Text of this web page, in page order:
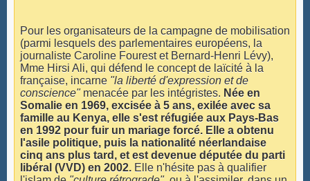
Pour les organisateurs de la campagne de mobilisation
(parmi lesquels des parlementaires européens, la
journaliste Caroline Fourest et Bernard-Henri Lévy),
Mme Hirsi Ali, qui défend le concept de laïcité à la
française, incarne "la liberté d'expression et de
conscience"menacée par les intégristes. Née en
Somalie en 1969, excisée à 5 ans, exilée avec sa
famille au Kenya, elle s'est réfugiée aux Pays-Bas
en 1992 pour fuir un mariage forcé. Elle a obtenu
l'asile politique, puis la nationalité néerlandaise
cinq ans plus tard, et est devenue députée du parti
libéral (VVD) en 2002. Elle n'hésite pas à qualifier